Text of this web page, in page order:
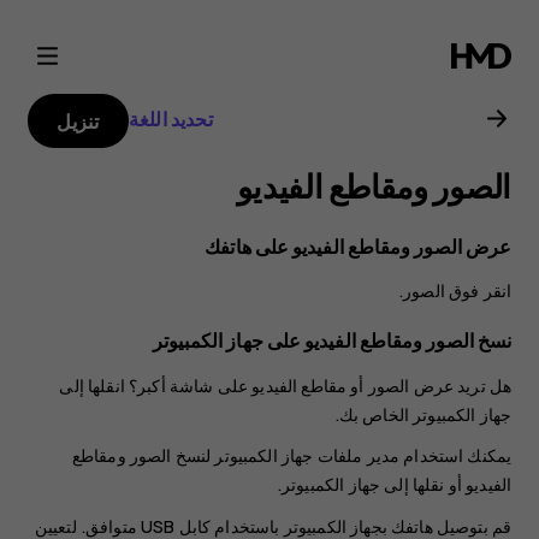
دليل
مستخدم
Nokia
G20
تحديد اللغة تنزيل
الصور ومقاطع الفيديو
عرض الصور ومقاطع الفيديو على هاتفك
انقر فوق الصور .
نسخ الصور ومقاطع الفيديو على جهاز الكمبيوتر
هل تريد عرض الصور أو مقاطع الفيديو على شاشة أكبر؟ انقلها إلى
جهاز الكمبيوتر الخاص بك.
يمكنك استخدام مدير ملفات جهاز الكمبيوتر لنسخ الصور ومقاطع
الفيديو أو نقلها إلى جهاز الكمبيوتر.
قم بتوصيل هاتفك بجهاز الكمبيوتر باستخدام كابل USB متوافق. لتعيين